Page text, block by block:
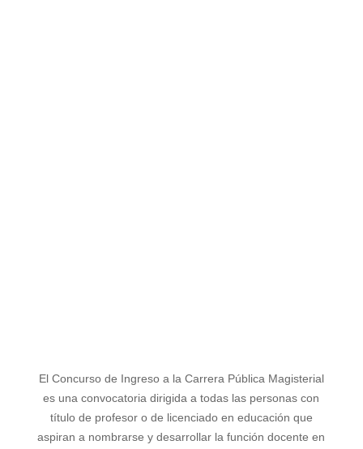
El Concurso de Ingreso a la Carrera Pública Magisterial
es una convocatoria dirigida a todas las personas con
título de profesor o de licenciado en educación que
aspiran a nombrarse y desarrollar la función docente en